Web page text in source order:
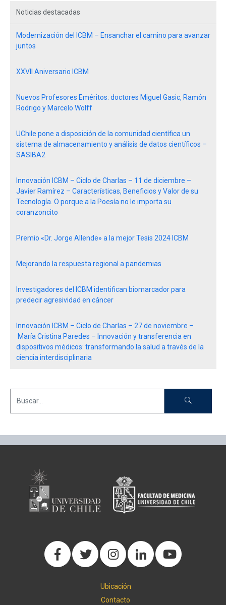
Noticias destacadas
Modernización del ICBM – Ensanchar el camino para avanzar
juntos
XXVII Aniversario ICBM
Nuevos Profesores Eméritos: doctores Miguel Gasic, Ramón
Rodrigo y Marcelo Wolff
UChile pone a disposición de la comunidad científica un
sistema de almacenamiento y análisis de datos científicos –
SASIBA2
Innovación ICBM – Ciclo de Charlas – 11 de diciembre –
Javier Ramírez – Características, Beneficios y Valor de su
Tecnología. O porque a la Poesía no le importa su
coranzoncito
Premio «Dr. Jorge Allende» a la mejor Tesis 2024 ICBM
Mejorando la respuesta regional a pandemias
Investigadores del ICBM identifican biomarcador para
predecir agresividad en cáncer
Innovación ICBM – Ciclo de Charlas – 27 de noviembre –
María Cristina Paredes – Innovación y transferencia en
dispositivos médicos: transformando la salud a través de la
ciencia interdisciplinaria
Ubicación
Contacto